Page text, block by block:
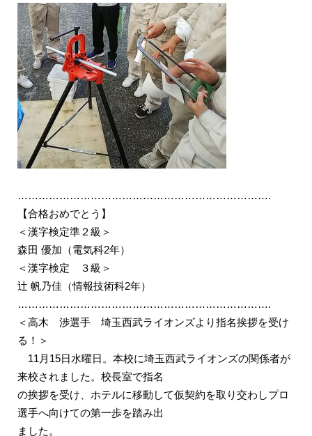
……………………………………………………………….
【合格おめでとう】
＜漢字検定準２級＞
森田 優加（電気科2年）
＜漢字検定 ３級＞
辻 帆乃佳（情報技術科2年）
……………………………………………………………….
＜高木 渉選手 埼玉西武ライオンズより指名挨拶を受け
る！＞
11月15日水曜日。本校に埼玉西武ライオンズの関係者が
来校されました。校長室で指名
の挨拶を受け、ホテルに移動して仮契約を取り交わしプロ
選手へ向けての第一歩を踏み出
ました。